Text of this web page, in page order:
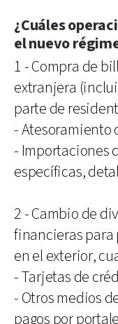
¿Cuáles
el nuevo
1 - Compra de
extranjera
parte de
- Atesoramiento
- Importaciones
específicas,
2 - Cambio de
financieras para
en el exterior,
- Tarjetas de
- Otros medios
pagos por